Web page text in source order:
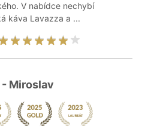
V nabídce nechybí
káva Lavazza a ...
- Miroslav